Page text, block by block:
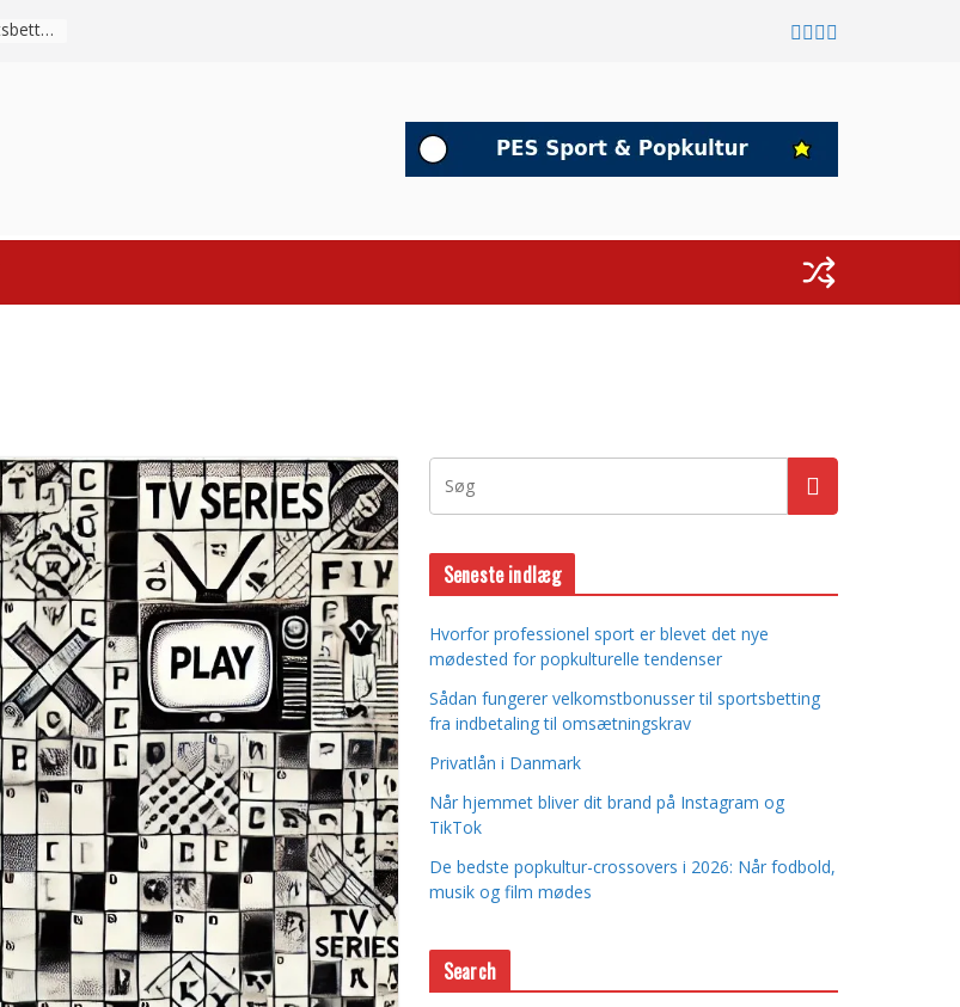
Sådan fungerer velkomstbonusser til sportsbetting fra indbetaling til omsætningskrav
Seneste indlæg
Hvorfor professionel sport er blevet det nye
mødested for popkulturelle tendenser
Sådan fungerer velkomstbonusser til sportsbetting
fra indbetaling til omsætningskrav
Privatlån i Danmark
Når hjemmet bliver dit brand på Instagram og
TikTok
De bedste popkultur-crossovers i 2026: Når fodbold,
musik og film mødes
Search